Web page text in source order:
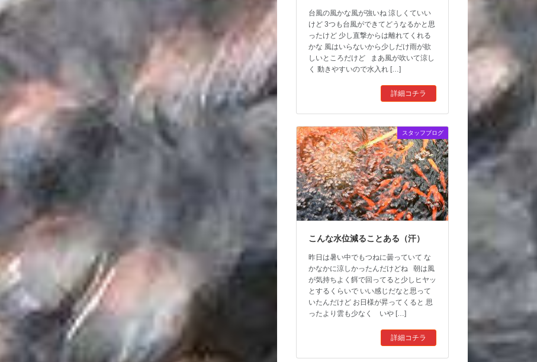
台風の風かな風が強いね 涼しくていい
けど 3つも台風ができてどうなるかと思
ったけど 少し直撃からは離れてくれる
かな 風はいらないから少しだけ雨が欲
しいところだけど まあ風が吹いて涼し
く 動きやすいので水入れ […]
詳細コチラ
スタッフブログ
こんな水位減ることある（汗）
昨日は暑い中でもつねに曇っていて な
かなかに涼しかったんだけどね 朝は風
が気持ちよく餌で回ってると少しヒヤッ
とするくらいで いい感じだなと思って
いたんだけど お日様が昇ってくると 思
ったより雲も少なく いや […]
詳細コチラ